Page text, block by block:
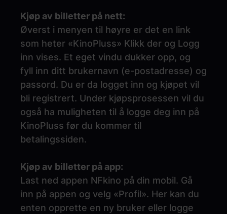
Kjøp av billetter på nett:
Øverst i menyen til høyre er det en link
som heter «KinoPluss» Klikk der og Logg
inn vises. Et eget vindu dukker opp, og
fyll inn ditt brukernavn (e-postadresse) og
passord. Du er da logget inn og kjøpet vil
bli registrert. Under kjøpsprosessen vil du
også ha muligheten til å logge deg inn på
KinoPluss før du kommer til
betalingssiden.
Kjøp av billetter på app:
Last ned appen NFkino på din mobil. Gå
inn på appen og velg «Profil». Her kan du
enten opprette en ny bruker eller logge